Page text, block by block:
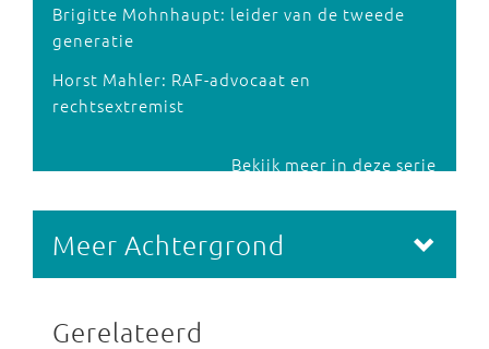
Brigitte Mohnhaupt: leider van de tweede
generatie
Horst Mahler: RAF-advocaat en
rechtsextremist
Bekijk meer in deze serie
Meer Achtergrond
Gerelateerd